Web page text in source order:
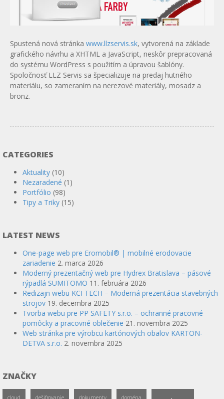
Spustená nová stránka www.llzservis.sk, vytvorená na základe
grafického návrhu a XHTML a JavaScript, neskôr prepracovaná
do systému WordPress s použitím a úpravou šablóny.
Spoločnosť LLZ Servis sa špecializuje na predaj hutného
materiálu, so zameraním na nerezové materiály, mosadz a
bronz.
CATEGORIES
Aktuality (10)
Nezaradené (1)
Portfólio (98)
Tipy a Triky (15)
LATEST NEWS
One-page web pre Eromobil® | mobilné erodovacie
zariadenie 2. marca 2026
Moderný prezentačný web pre Hydrex Bratislava – pásové
rýpadlá SUMITOMO 11. februára 2026
Redizajn webu KCI TECH – Moderná prezentácia stavebných
strojov 19. decembra 2025
Tvorba webu pre PP SAFETY s.r.o. – ochranné pracovné
pomôcky a pracovné oblečenie 21. novembra 2025
Web stránka pre výrobcu kartónových obalov KARTON-
DETVA s.r.o. 2. novembra 2025
ZNAČKY
cloud dešifrovanie dokumenty doména